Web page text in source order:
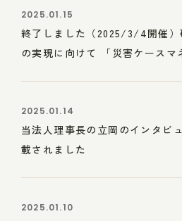
2025.01.15
終了しました（2025/3/4開催）
の実現に向けて 「災害ケースマ
2025.01.14
当法人理事長の立岡のインタビ
載されました
2025.01.10